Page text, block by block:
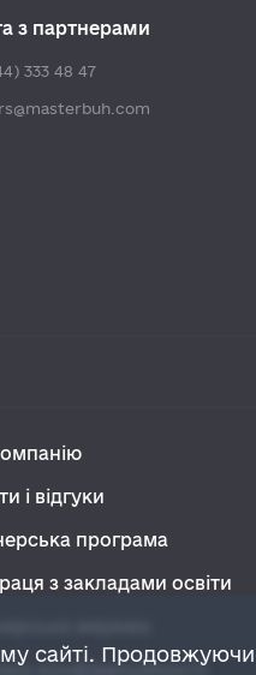
з партнерами
333 48 47
і відгуки
програма
з закладами освіти
конфіденційності
сайті. Продовжуючи